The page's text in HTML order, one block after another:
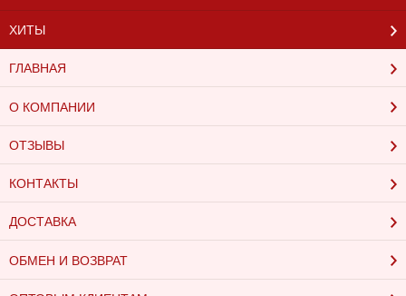
ХИТЫ
ГЛАВНАЯ
О КОМПАНИИ
ОТЗЫВЫ
КОНТАКТЫ
ДОСТАВКА
ОБМЕН И ВОЗВРАТ